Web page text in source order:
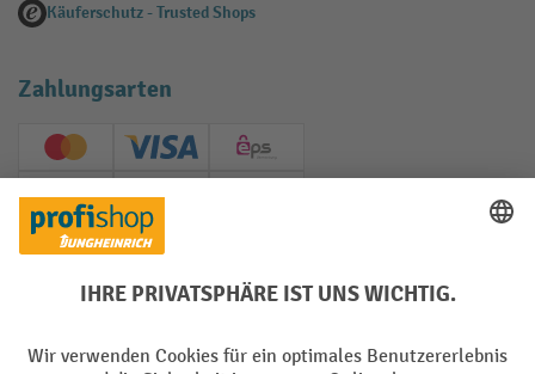
Käuferschutz - Trusted Shops
Zahlungsarten
Creditcard (Master)Creditcard (Visa)
EPS
PayPal
Soziale Netzwerke